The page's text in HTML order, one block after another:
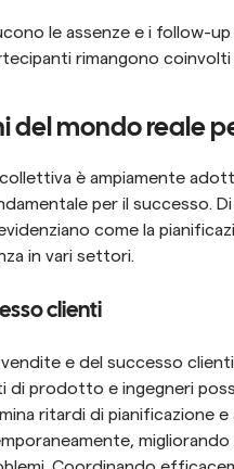
le assenze e i follow-
rimangono coinvolti
del mondo reale
è ampiamente
per il successo.
come la
in vari settori.
clienti
e del successo
di prodotto e ingegneri
ritardi di pianificazione